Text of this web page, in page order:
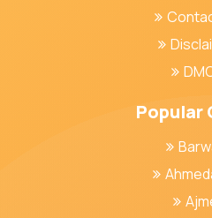
Popular